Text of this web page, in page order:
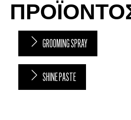
GROOMING SPRAY
SHINE PASTE